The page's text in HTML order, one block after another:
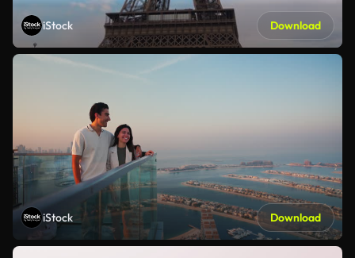
iStock Download
iStock Download